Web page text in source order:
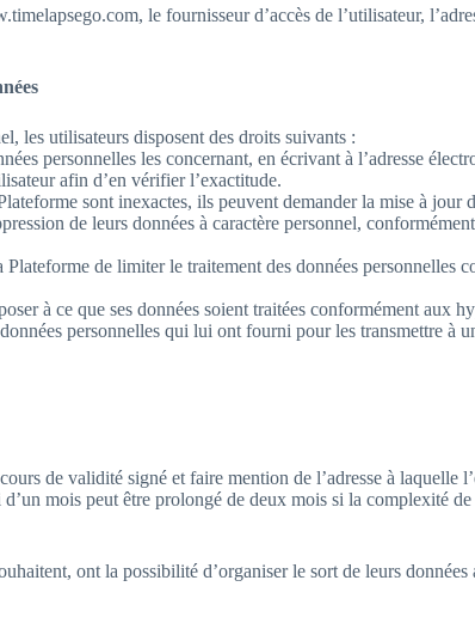
le fournisseur d’accès de l’utilisateur,
les utilisateurs disposent des droits suivants :
personnelles les concernant, en écrivant à l’adresse
afin d’en vérifier l’exactitude.
sont inexactes, ils peuvent demander la mise à jour
de leurs données à caractère personnel,
de limiter le traitement des données personnelles
à ce que ses données soient traitées conformément aux
personnelles qui lui ont fourni pour les transmettre à
de validité signé et faire mention de l’adresse à laquelle
mois peut être prolongé de deux mois si la complexité
ont la possibilité d’organiser le sort de leurs